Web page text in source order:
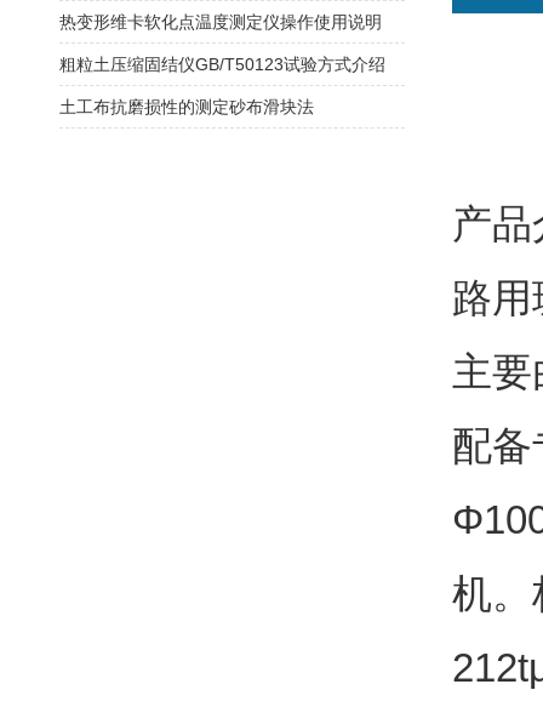
产
路
主
配
Φ
机。
212t
热变形维卡软化点温度测定仪操作使用说明
粗粒土压缩固结仪GB/T50123试验方式介绍
土工布抗磨损性的测定砂布滑块法